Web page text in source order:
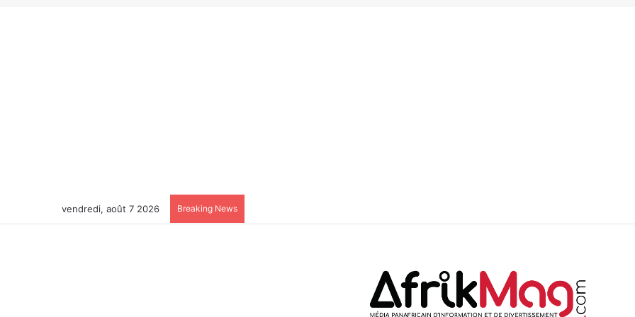
vendredi, août 7 2026 Breaking News